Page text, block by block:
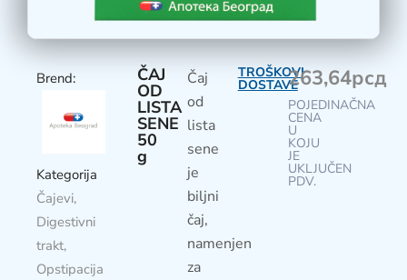
Brend:
Kategorija
Čajevi,
Digestivni
trakt,
Opstipacija
ČAJ
OD
LISTA
SENE
50
g
Čaj
od
lista
sene
je
biljni
čaj,
namenjen
za
TROŠKOVI
DOSTAVE263,64рсд
POJEDINAČNA
CENA
U
KOJU
JE
UKLJUČEN
PDV.